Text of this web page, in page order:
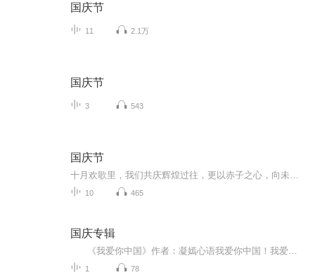
国庆节
11 2.1万
国庆节
3 543
国庆节
10 465
国庆专辑
1 78